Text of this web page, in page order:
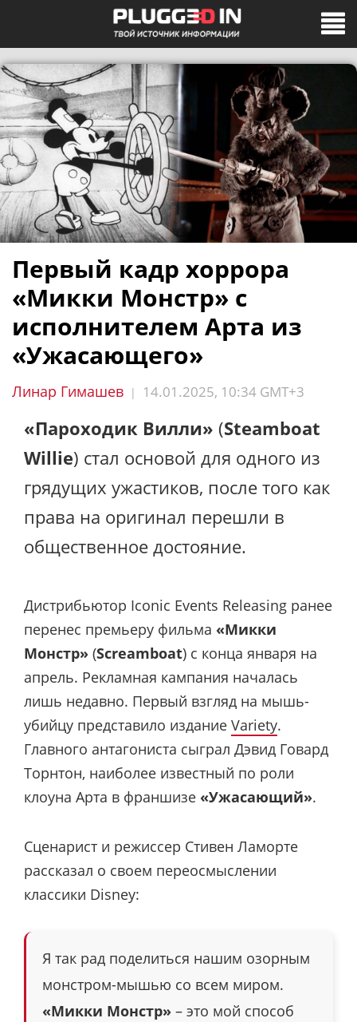
Первый кадр хоррора
«Микки Монстр» с
исполнителем Арта из
«Ужасающего»
Линар Гимашев | 14.01.2025, 10:34 GMT+3
«Пароходик Вилли» (Steamboat
Willie) стал основой для одного из
грядущих ужастиков, после того как
права на оригинал перешли в
общественное достояние.
Дистрибьютор Iconic Events Releasing ранее
перенес премьеру фильма «Микки
Монстр» (Screamboat) с конца января на
апрель. Рекламная кампания началась
лишь недавно. Первый взгляд на мышь-
убийцу представило издание Variety.
Главного антагониста сыграл Дэвид Говард
Торнтон, наиболее известный по роли
клоуна Арта в франшизе «Ужасающий».
Сценарист и режиссер Стивен Ламорте
рассказал о своем переосмыслении
классики Disney:
Я так рад поделиться нашим озорным
монстром-мышью со всем миром.
«Микки Монстр» – это мой способ